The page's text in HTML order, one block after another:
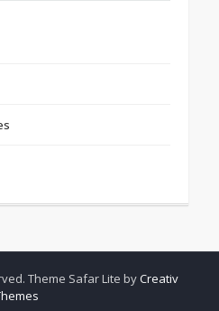
Theme Safar Lite byCreativ